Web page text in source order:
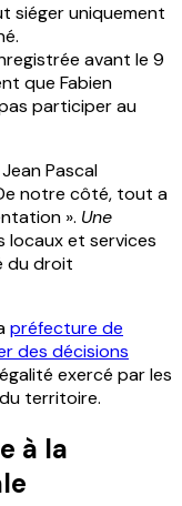
siéger uniquement
avant le 9
que Fabien
participer au
Pascal
notre côté, tout a
». Une
locaux et services
du droit
préfecture de
des décisions
exercé par les
territoire.
à la